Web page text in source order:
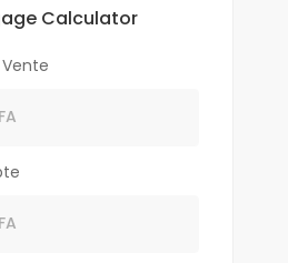
Calculator
Vente